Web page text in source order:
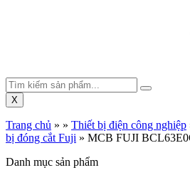
X
Trang chủ » » Thiết bị điện công nghiệp
bị đóng cắt Fuji » MCB FUJI
Danh mục sản phẩm